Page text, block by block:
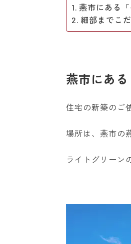
燕市にある
細部までこ
燕市にあ
住宅の新築のご
場所は、燕市の
ライトグリーン